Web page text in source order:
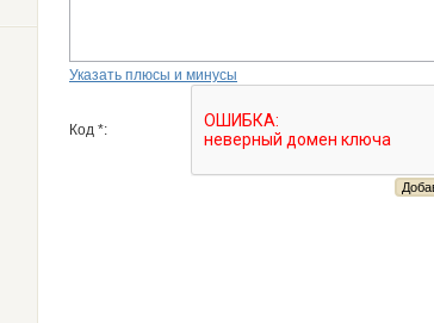
Указать плюсы и минусы
Код *: